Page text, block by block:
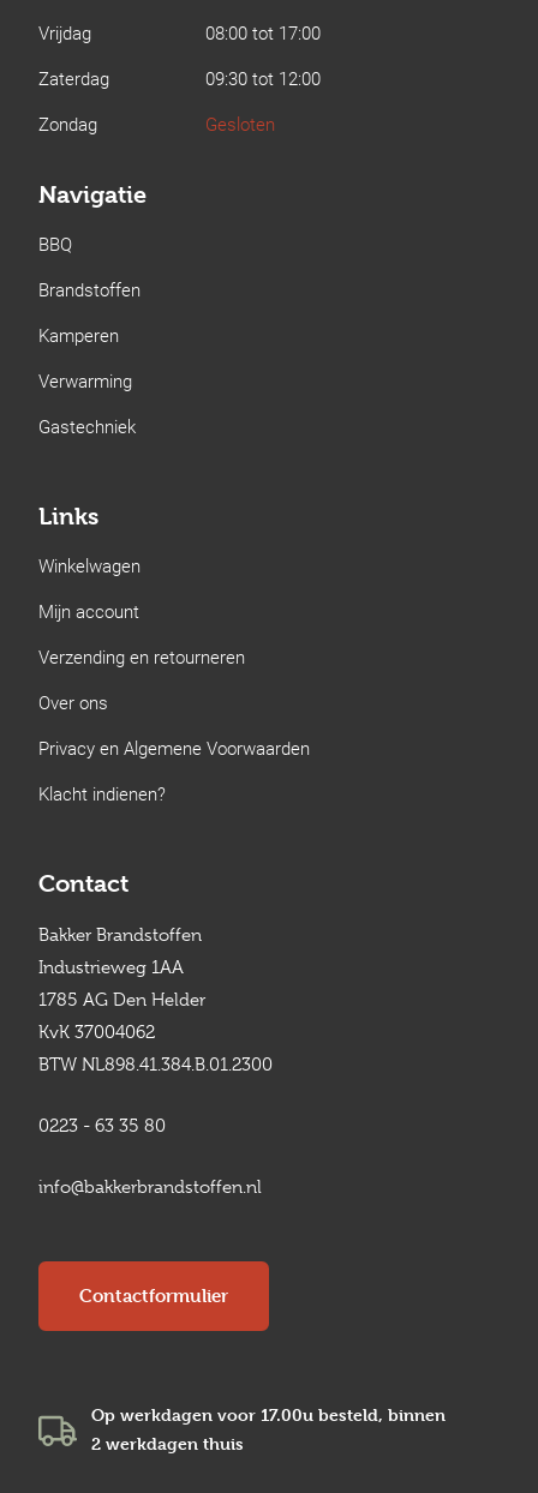
Vrijdag
08:00 tot 17:00
Zaterdag
09:30 tot 12:00
Zondag
Gesloten
Navigatie
BBQ
Brandstoffen
Kamperen
Verwarming
Gastechniek
Links
Winkelwagen
Mijn account
Verzending en retourneren
Over ons
Privacy en Algemene Voorwaarden
Klacht indienen?
Contact
Bakker Brandstoffen
Industrieweg 1AA
1785 AG Den Helder
KvK 37004062
BTW NL898.41.384.B.01.2300
0223 - 63 35 80
info@bakkerbrandstoffen.nl
Contactformulier
Op werkdagen voor 17.00u besteld, binnen
2 werkdagen thuis